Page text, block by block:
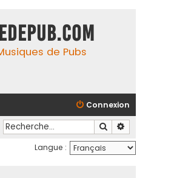
de Pubs
Connexion
Rechercher
Langue :